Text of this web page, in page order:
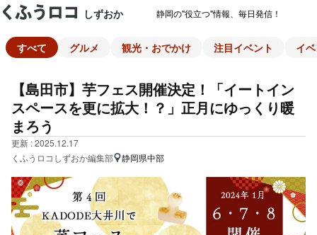
しずおか 静岡の"役立つ"情報、毎日発信！
すべて グルメ 観光・おでかけ 注目イベント イ
【島田市】芋フェス開催決定！「イートイン
スペースを更に拡大！？」正月にゆっくり暖
まろう
更新 : 2025.12.17
くふうロコしずおか編集部
静岡県中部